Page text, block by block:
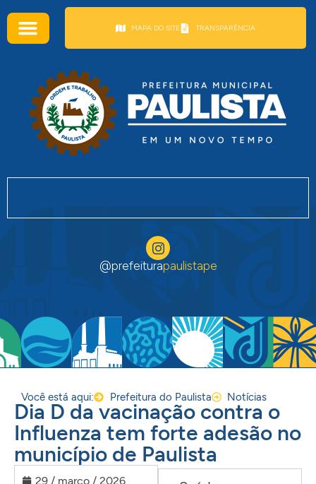
MAPA DO SITE TRANSPARÊNCIA
@prefeiturapaulistape
Você está aqui: Prefeitura do Paulista Notícias
Dia D da vacinação contra o
Influenza tem forte adesão no
município de Paulista
29 / março / 2026